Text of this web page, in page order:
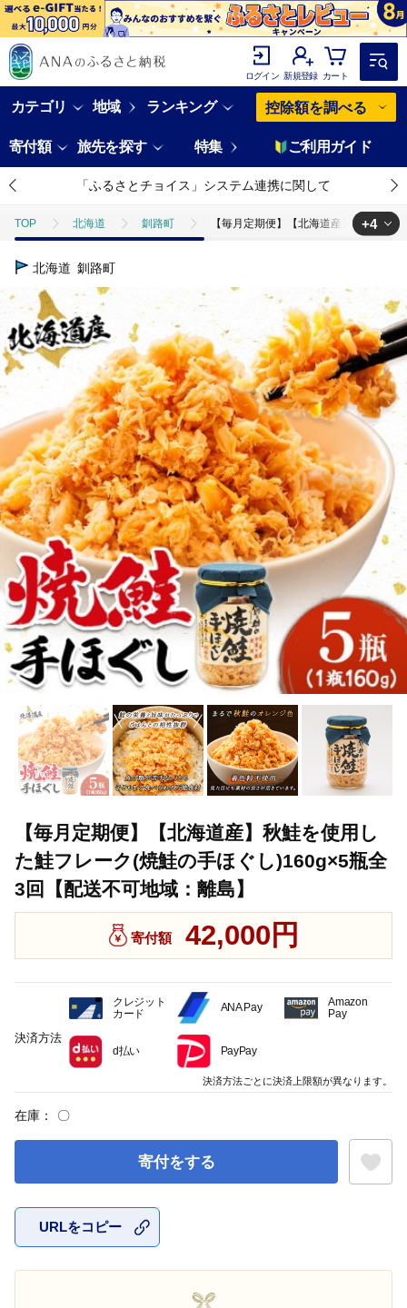
ログイン 新規登録 カート
カテゴリ 地域 ランキング 控除額を調べる
寄付額 旅先を探す 特集 ご利用ガイド
「ふるさとチョイス」システム連携に関して
TOP 北海道 釧路町 【毎月定期便】【北海道産】秋鮭を
TOP
定期便 【毎月定期便】【北海道産】秋鮭を使用した鮭フレ
TOP 加工食品 缶詰・瓶詰 魚(缶詰・瓶詰) 【毎月定
TOP 加工食品 ほかの加工食品 【毎月定期便】【北海道産
+4
北海道 釧路町
【毎月定期便】【北海道産】秋鮭を使用し
た鮭フレーク(焼鮭の手ほぐし)160g×5瓶全
3回【配送不可地域：離島】
寄付額 42,000円
在庫： 〇
寄付をする
URLをコピー
決済方法
クレジット
カード
ANA Pay
Amazon
Pay
d払い PayPay
決済方法ごとに決済上限額が異なります。